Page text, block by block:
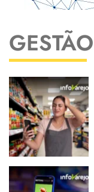
GESTÃO